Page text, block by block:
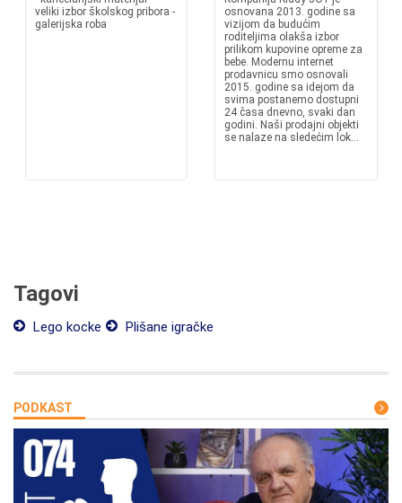
veliki izbor školskog pribora -
galerijska roba
osnovana 2013. godine sa
vizijom da budućim
roditeljima olakša izbor
prilikom kupovine opreme za
bebe. Modernu internet
prodavnicu smo osnovali
2015. godine sa idejom da
svima postanemo dostupni
24 časa dnevno, svaki dan
godini. Naši prodajni objekti
se nalaze na sledećim lok...
Tagovi
Lego kocke Plišane igračke
PODKAST